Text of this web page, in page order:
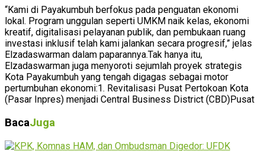
“Kami di Payakumbuh berfokus pada penguatan ekonomi
lokal. Program unggulan seperti UMKM naik kelas, ekonomi
kreatif, digitalisasi pelayanan publik, dan pembukaan ruang
investasi inklusif telah kami jalankan secara progresif,” jelas
Elzadaswarman dalam paparannya.Tak hanya itu,
Elzadaswarman juga menyoroti sejumlah proyek strategis
Kota Payakumbuh yang tengah digagas sebagai motor
pertumbuhan ekonomi:1. Revitalisasi Pusat Pertokoan Kota
(Pasar Inpres) menjadi Central Business District (CBD)Pusat
BacaJuga